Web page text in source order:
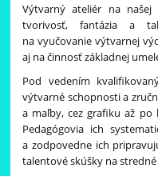
Výtvarný ateliér na
tvorivosť, fantázia a
na vyučovanie výtvarnej
aj na činnosť základnej
Pod vedením
výtvarné schopnosti a
a maľby, cez grafiku až po
Pedagógovia ich
a zodpovedne ich
talentové skúšky na